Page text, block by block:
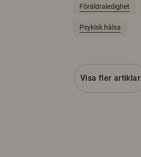
Föräldraledighet
Psykisk hälsa
Visa fler artiklar